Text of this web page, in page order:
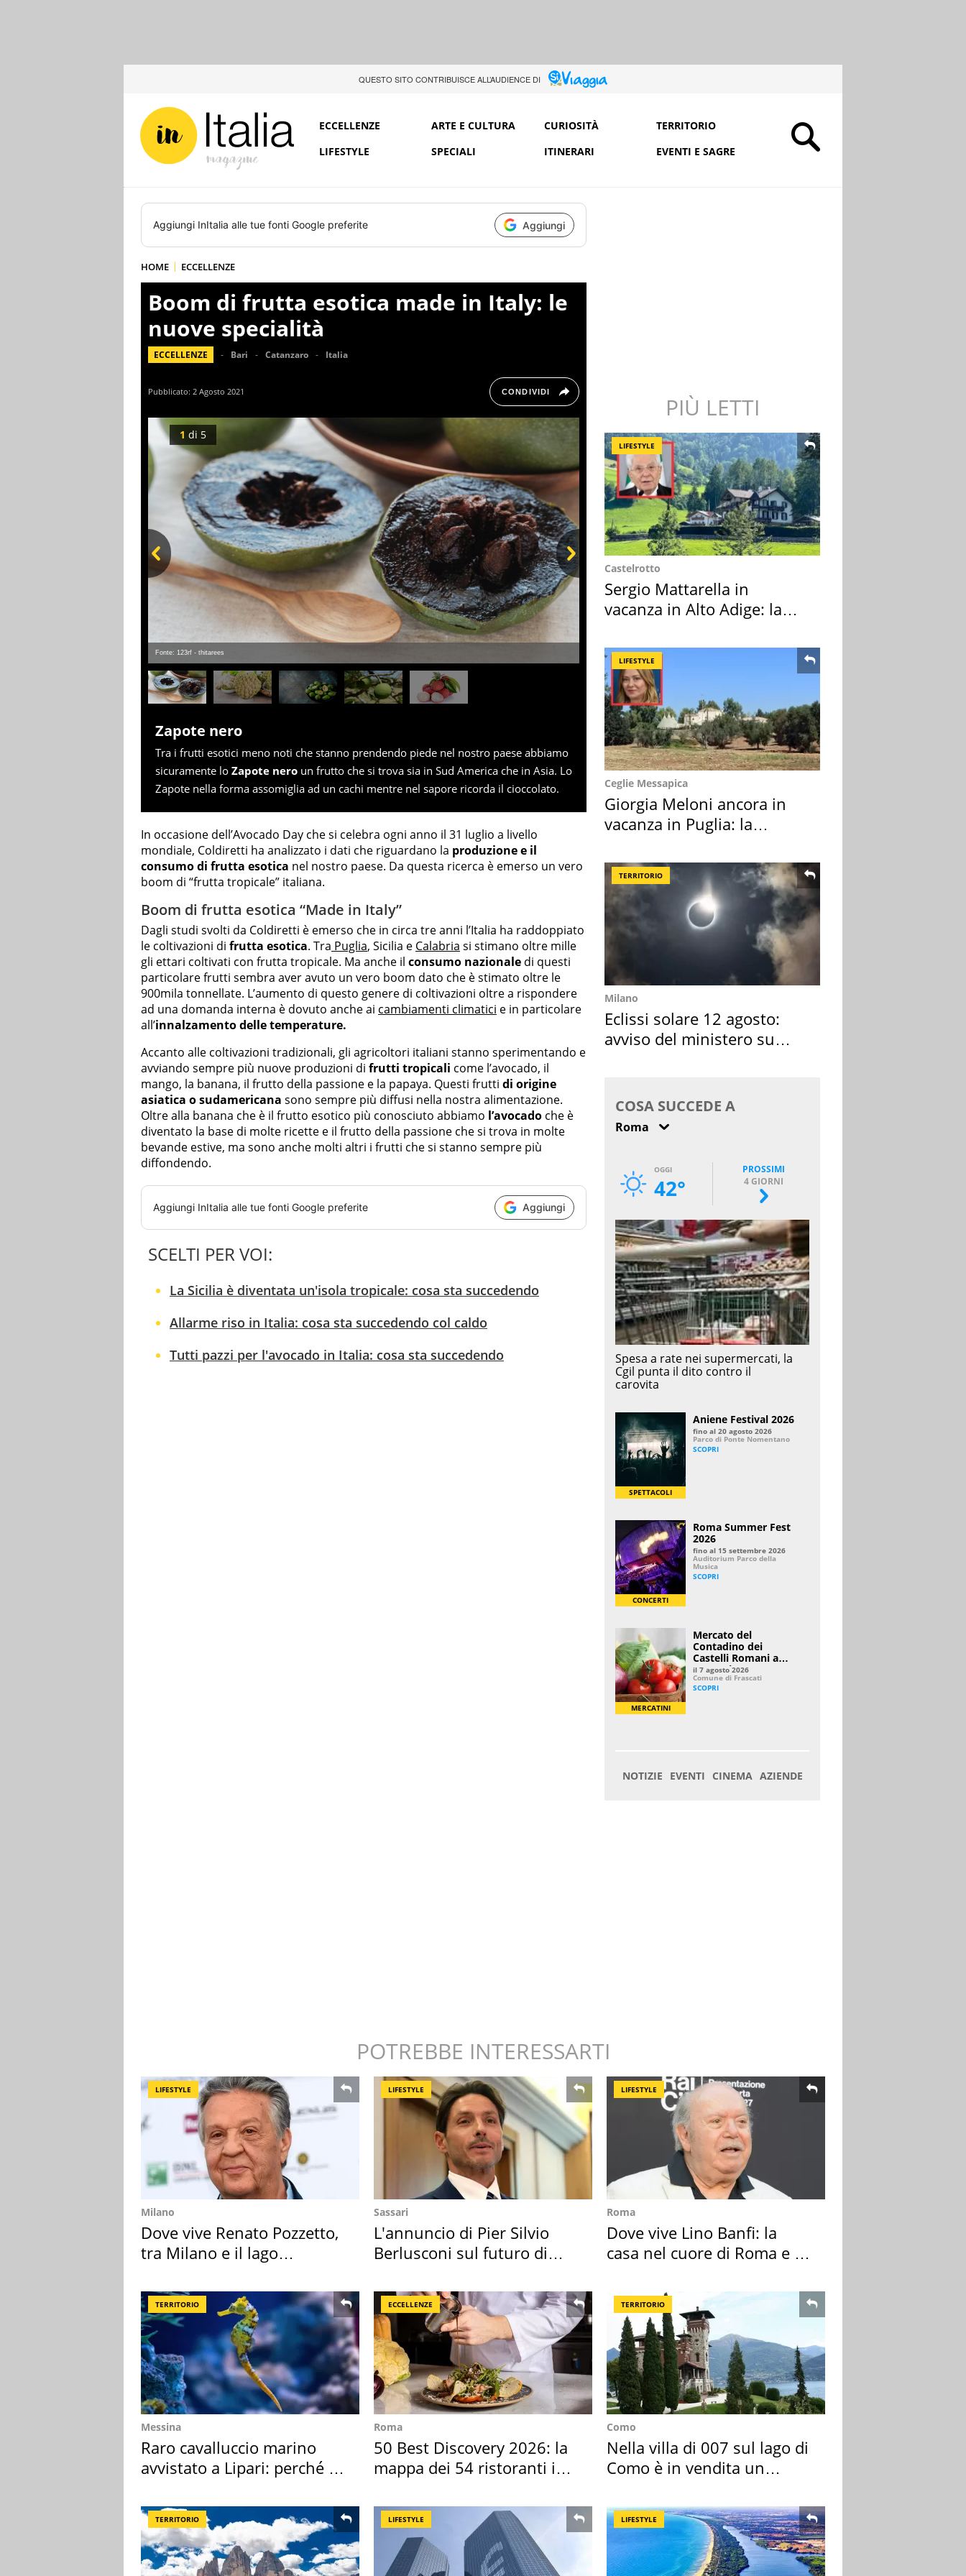
QUESTO SITO CONTRIBUISCE ALL’AUDIENCE DI
ECCELLENZE ARTE E CULTURA CURIOSITÀ
TERRITORIO
LIFESTYLE
SPECIALI ITINERARI EVENTI E SAGRE
Aggiungi InItalia alle tue fonti Google preferite Aggiungi
HOME ECCELLENZE
Boom di frutta esotica made in Italy: le
nuove specialità
ECCELLENZE Bari Catanzaro Italia
Pubblicato: 2 Agosto 2021 CONDIVIDI
Fonte: 123rf - thitarees
Prev Next
1 di 5
Zapote nero
Tra i frutti esotici meno noti che stanno prendendo piede nel nostro paese abbiamo
sicuramente lo Zapote nero un frutto che si trova sia in Sud America che in Asia. Lo
Zapote nella forma assomiglia ad un cachi mentre nel sapore ricorda il cioccolato.
In occasione dell’Avocado Day che si celebra ogni anno il 31 luglio a livello
mondiale, Coldiretti ha analizzato i dati che riguardano la produzione e il
consumo di frutta esotica nel nostro paese. Da questa ricerca è emerso un vero
boom di “frutta tropicale” italiana.
Boom di frutta esotica “Made in Italy”
Dagli studi svolti da Coldiretti è emerso che in circa tre anni l’Italia ha raddoppiato
le coltivazioni di frutta esotica. Tra Puglia, Sicilia e Calabria si stimano oltre mille
gli ettari coltivati con frutta tropicale. Ma anche il consumo nazionale di questi
particolare frutti sembra aver avuto un vero boom dato che è stimato oltre le
900mila tonnellate. L’aumento di questo genere di coltivazioni oltre a rispondere
ad una domanda interna è dovuto anche ai cambiamenti climatici e in particolare
all’innalzamento delle temperature.
Accanto alle coltivazioni tradizionali, gli agricoltori italiani stanno sperimentando e
avviando sempre più nuove produzioni di frutti tropicali come l’avocado, il
mango, la banana, il frutto della passione e la papaya. Questi frutti di origine
asiatica o sudamericana sono sempre più diffusi nella nostra alimentazione.
Oltre alla banana che è il frutto esotico più conosciuto abbiamo l’avocado che è
diventato la base di molte ricette e il frutto della passione che si trova in molte
bevande estive, ma sono anche molti altri i frutti che si stanno sempre più
diffondendo.
Aggiungi InItalia alle tue fonti Google preferite Aggiungi
SCELTI PER VOI:
La Sicilia è diventata un'isola tropicale: cosa sta succedendo
Allarme riso in Italia: cosa sta succedendo col caldo
Tutti pazzi per l'avocado in Italia: cosa sta succedendo
PIÙ LETTI
LIFESTYLE
Castelrotto
Sergio Mattarella in
vacanza in Alto Adige: la
LIFESTYLE
Ceglie Messapica
Giorgia Meloni ancora in
vacanza in Puglia: la
TERRITORIO
Milano
Eclissi solare 12 agosto:
avviso del ministero su
POTREBBE INTERESSARTI
LIFESTYLE
Milano
Dove vive Renato Pozzetto,
tra Milano e il lago
LIFESTYLE
Sassari
L'annuncio di Pier Silvio
Berlusconi sul futuro di
LIFESTYLE
Roma
Dove vive Lino Banfi: la
casa nel cuore di Roma e i
TERRITORIO
Messina
Raro cavalluccio marino
avvistato a Lipari: perché è
ECCELLENZE
Roma
50 Best Discovery 2026: la
mappa dei 54 ristoranti in
TERRITORIO
Como
Nella villa di 007 sul lago di
Como è in vendita un
TERRITORIO LIFESTYLE LIFESTYLE